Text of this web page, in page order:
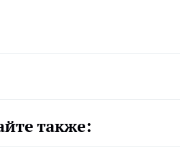
также: